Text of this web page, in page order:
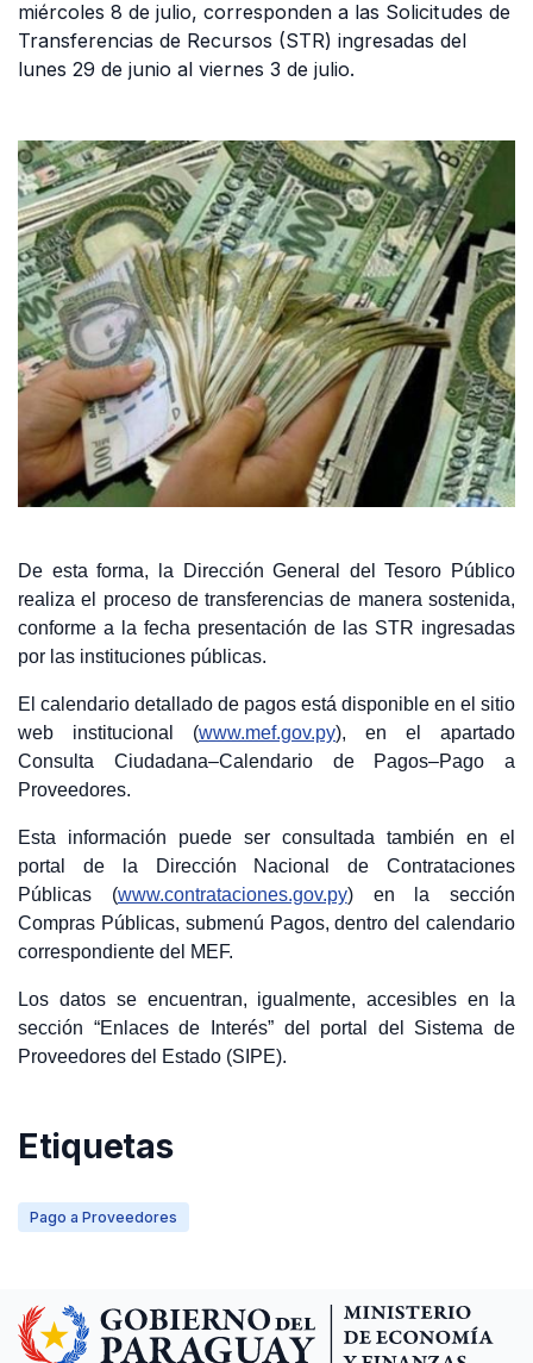
miércoles 8 de julio, corresponden a las Solicitudes de
Transferencias de Recursos (STR) ingresadas del
lunes 29 de junio al viernes 3 de julio.
De esta forma, la Dirección General del Tesoro Público
realiza el proceso de transferencias de manera sostenida,
conforme a la fecha presentación de las STR ingresadas
por las instituciones públicas.
El calendario detallado de pagos está disponible en el sitio
web institucional (www.mef.gov.py), en el apartado
Consulta Ciudadana–Calendario de Pagos–Pago a
Proveedores.
Esta información puede ser consultada también en el
portal de la Dirección Nacional de Contrataciones
Públicas (www.contrataciones.gov.py) en la sección
Compras Públicas, submenú Pagos, dentro del calendario
correspondiente del MEF.
Los datos se encuentran, igualmente, accesibles en la
sección “Enlaces de Interés” del portal del Sistema de
Proveedores del Estado (SIPE).
Etiquetas
Pago a Proveedores